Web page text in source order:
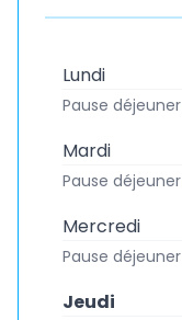
Lundi
Pause déjeuner
Mardi
Pause déjeuner
Mercredi
Pause déjeuner
Jeudi